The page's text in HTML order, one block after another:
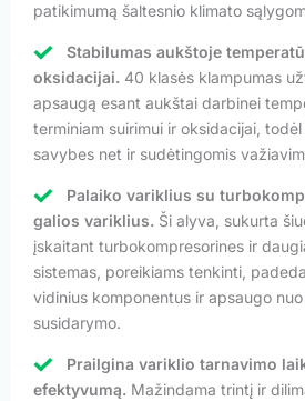
patikimumą šaltesnio klimato
Stabilumas aukštoje
oksidacijai. 40 klasės klampumas
apsaugą esant aukštai darbinei
terminiam suirimui ir oksidacijai,
savybes net ir sudėtingomis
Palaiko variklius su
galios variklius. Ši alyva, sukurta
įskaitant turbokompresorines ir
sistemas, poreikiams tenkinti,
vidinius komponentus ir apsaugo
susidarymo.
Prailgina variklio tarnavimo
efektyvumą. Mažindama trintį ir